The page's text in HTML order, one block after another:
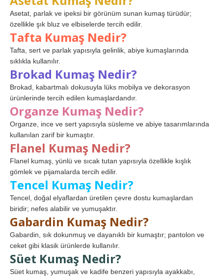
Asetat, parlak ve ipeksi bir görünüm sunan kumaş türüdür;
özellikle şık bluz ve elbiselerde tercih edilir.
Tafta Kumaş Nedir?
Tafta, sert ve parlak yapısıyla gelinlik, abiye kumaşlarında
sıklıkla kullanılır.
Brokad Kumaş Nedir?
Brokad, kabartmalı dokusuyla lüks mobilya ve dekorasyon
ürünlerinde tercih edilen kumaşlardandır.
Organze Kumaş Nedir?
Organze, ince ve sert yapısıyla süsleme ve abiye tasarımlarında
kullanılan zarif bir kumaştır.
Flanel Kumaş Nedir?
Flanel kumaş, yünlü ve sıcak tutan yapısıyla özellikle kışlık
gömlek ve pijamalarda tercih edilir.
Tencel Kumaş Nedir?
Tencel, doğal elyaflardan üretilen çevre dostu kumaşlardan
biridir; nefes alabilir ve yumuşaktır.
Gabardin Kumaş Nedir?
Gabardin, sık dokunmuş ve dayanıklı bir kumaştır; pantolon ve
ceket gibi klasik ürünlerde kullanılır.
Süet Kumaş Nedir?
Süet kumaş, yumuşak ve kadife benzeri yapısıyla ayakkabı,